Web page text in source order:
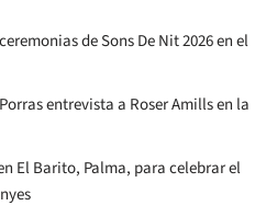
de Sons De Nit 2026 en el
entrevista a Roser Amills en la
El Barito, Palma, para celebrar el